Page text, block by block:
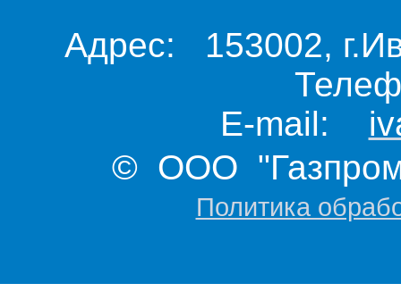
Адрес: 153002,
E-mail:
© ООО "Газпром
Политика